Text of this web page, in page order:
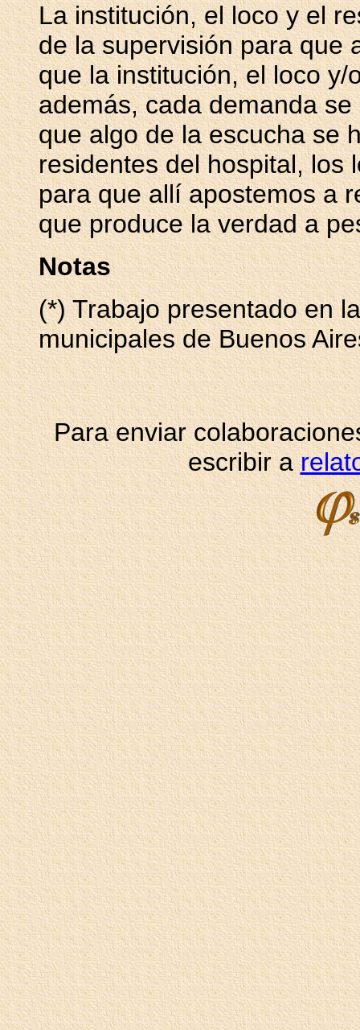
La institución, el loco y el
de la supervisión para que
que la institución, el loco
además, cada demanda
que algo de la escucha se
residentes del hospital, los
para que allí apostemos a
que produce la verdad a
Notas
(*) Trabajo presentado en
municipales de Buenos
Para enviar
escribir a